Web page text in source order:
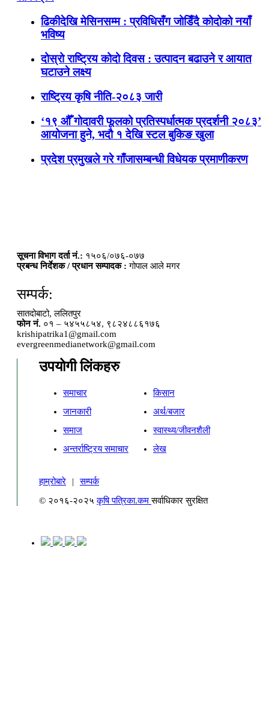
ढिकीदेखि मेसिनसम्म : प्रविधिसँग जोडिँदै कोदोको नयाँ
भविष्य
दोस्रो राष्ट्रिय कोदो दिवस : उत्पादन बढाउने र आयात
घटाउने लक्ष्य
राष्ट्रिय कृषि नीति-२०८३ जारी
‘१९ औँ गोदावरी फूलको प्रतिस्पर्धात्मक प्रदर्शनी २०८३’
आयोजना हुने, भदौ १ देखि स्टल बुकिङ खुला
प्रदेश प्रमुखले गरे गाँजासम्बन्धी विधेयक प्रमाणीकरण
सूचना विभाग दर्ता नं.: १५०६/०७६-०७७
प्रबन्ध निर्देशक / प्रधान सम्पादक : गोपाल आले मगर
सम्पर्क:
सातदोबाटो, ललितपुर
फोन नं. ०१ – ५४५५८५४, ९८२४८८६१७६
krishipatrika1@gmail.com
evergreenmedianetwork@gmail.com
उपयोगी लिंकहरु
समाचार
किसान
जानकारी
अर्थ/बजार
समाज
स्वास्थ्य/जीवनशैली
अन्तर्राष्ट्रिय समाचार
लेख
हाम्रोबारे |
सम्पर्क
© २०१६-२०२५कृषि पत्रिका.कमसर्वाधिकार सुरक्षित